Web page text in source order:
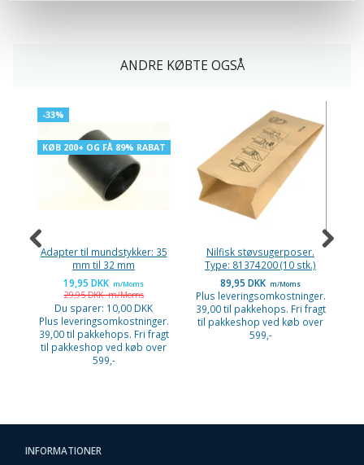
ANDRE KØBTE OGSÅ
-33%
KØB 200+ OG FÅ 89% RABAT
Adapter til mundstykker: 35
mm til 32 mm
19,95 DKK m/Moms
29,95 DKKm/Moms
Du sparer: 10,00 DKK
Plus leveringsomkostninger.
39,00 til pakkehops. Fri fragt
til pakkeshop ved køb over
599,-
Nilfisk støvsugerposer.
Type: 81374200 (10 stk.)
89,95 DKK m/Moms
Plus leveringsomkostninger.
39,00 til pakkehops. Fri fragt
til pakkeshop ved køb over
599,-
INFORMATIONER